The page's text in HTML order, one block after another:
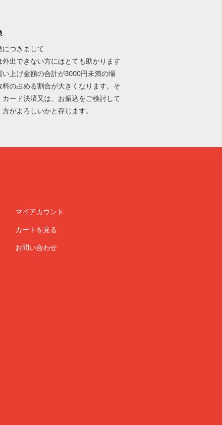
につきまして
外出できない方にはとても助かります
い上げ金額の合計が3000円未満の場
料の占める割合が大きくなります。そ
カード決済又は、お振込をご検討して
方がよろしいかと存じます。
マイアカウント
カートを見る
お問い合わせ